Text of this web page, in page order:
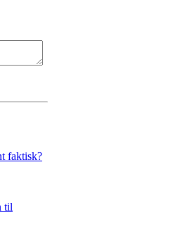
faktisk?
til